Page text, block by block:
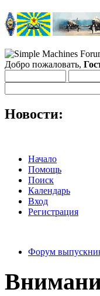
Добро пожаловать,
Новости:
Начало
Помощь
Поиск
Календарь
Вход
Регистрация
Форум